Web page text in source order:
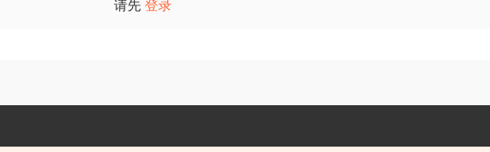
请先 登录